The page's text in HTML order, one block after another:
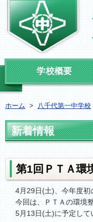
学校概要
ホーム > 八千代第一中学校
新着情報
第1回ＰＴＡ環
4月29日(土)、今年度初
今回は、ＰＴＡの環境
5月13日(土)に予定して